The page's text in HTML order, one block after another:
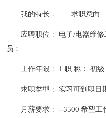
我的特长： 求职意向
应聘职位： 电子/电器维
员：
工作年限： 1 职 称： 初级
求职类型： 实习可到职日
月薪要求： --3500 希望工